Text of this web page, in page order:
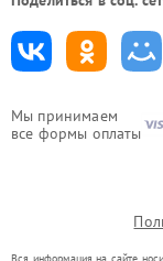
Мы принимаем
все формы оплаты
Вся информация на сайте